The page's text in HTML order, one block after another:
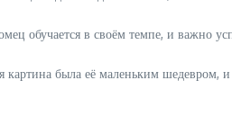
обучается в своём темпе, и важно
картина была её маленьким